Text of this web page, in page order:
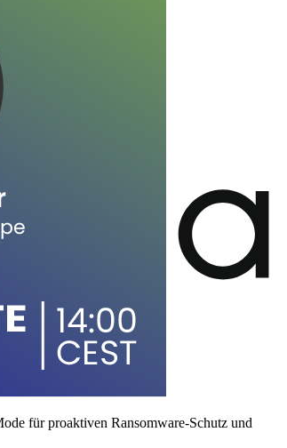
für proaktiven Ransomware-Schutz und